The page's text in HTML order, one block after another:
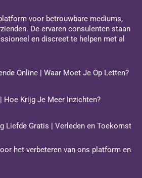
voor betrouwbare mediums,
De ervaren consulenten staan
en discreet te helpen met al
Online | Waar Moet Je Op Letten?
Hoe Krijg Je Meer Inzichten?
Liefde Gratis | Verleden en Toekomst
het verbeteren van ons platform en